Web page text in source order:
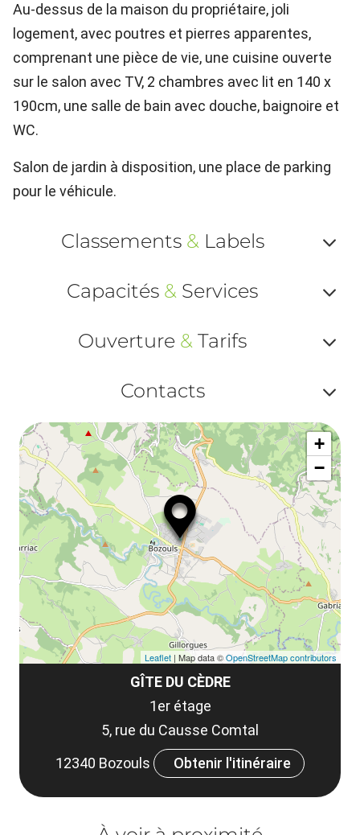
Au-dessus de la maison du propriétaire, joli
logement, avec poutres et pierres apparentes,
comprenant une pièce de vie, une cuisine ouverte
sur le salon avec TV, 2 chambres avec lit en 140 x
190cm, une salle de bain avec douche, baignoire et
WC.
Salon de jardin à disposition, une place de parking
pour le véhicule.
Classements &Labels
ou
Capacités & Services
ou
Ouverture & Tarifs
ou
et
Contacts
ou
GÎTE DU CÈDRE
1er étage
5, rue du Causse Comtal
12340 Bozouls
Obtenir l'itinéraire
+
−
Leaflet | Map data ©OpenStreetMap contributors